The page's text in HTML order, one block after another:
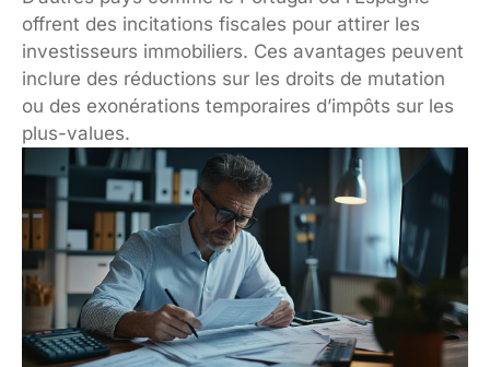
offrent des incitations fiscales pour attirer les
investisseurs immobiliers. Ces avantages peuvent
inclure des réductions sur les droits de mutation
ou des exonérations temporaires d’impôts sur les
plus-values.